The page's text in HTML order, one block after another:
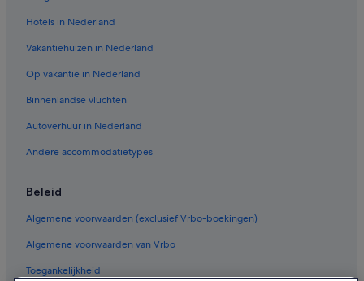
Hotels in Nederland
Vakantiehuizen in Nederland
Op vakantie in Nederland
Binnenlandse vluchten
Autoverhuur in Nederland
Andere accommodatietypes
Beleid
Algemene voorwaarden (exclusief Vrbo-boekingen)
Algemene voorwaarden van Vrbo
Toegankelijkheid